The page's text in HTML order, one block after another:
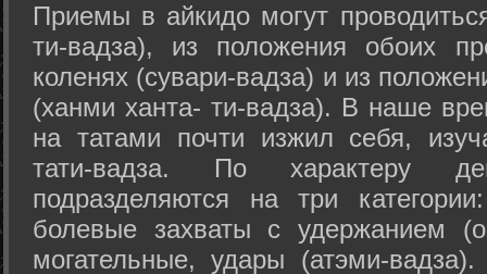
Приемы в айкидо могут
ти-вадза), из положения обоих
коленях (сувари-вадза) и из
(ханми ханта- ти-вадза). В наше
на татами почти изжил себя,
тати-вадза. По характеру
подразделяются на три
болевые захваты с удержанием
могательные, удары (атэми-